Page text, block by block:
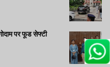
पर फूड सेफ्टी